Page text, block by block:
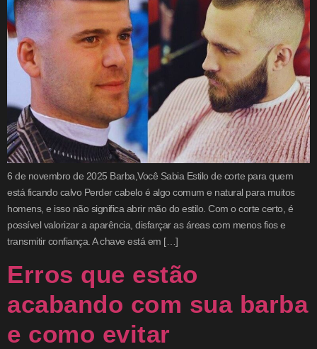
6 de novembro de 2025 Barba,Você Sabia Estilo de corte para quem
está ficando calvo Perder cabelo é algo comum e natural para muitos
homens, e isso não significa abrir mão do estilo. Com o corte certo, é
possível valorizar a aparência, disfarçar as áreas com menos fios e
transmitir confiança. A chave está em […]
Erros que estão
acabando com sua barba
e como evitar